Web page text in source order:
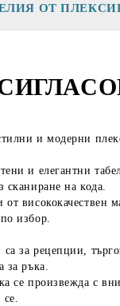
ОТ
и модерни
и елегантни
сканиране на кода.
от висококачествен
по избор.
за рецепции,
за ръка.
се произвежда с